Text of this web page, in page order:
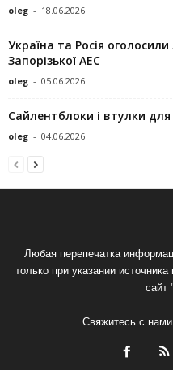
oleg - 18.06.2026
Україна та Росія
Запорізької АЕС
oleg - 05.06.2026
Сайлентблоки і втулки
oleg - 04.06.2026
Любая перепечатка
только при указании
Свяжитесь с